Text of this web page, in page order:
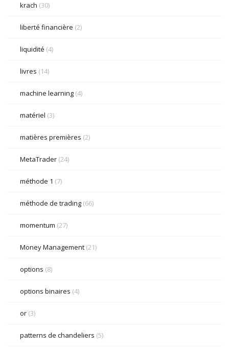
krach (30)
liberté financière (2)
liquidité (4)
livres (14)
machine learning (4)
matériel (3)
matières premières (2)
MetaTrader (24)
méthode 1 (7)
méthode de trading (66)
momentum (27)
Money Management (21)
options (8)
options binaires (4)
or (3)
patterns de chandeliers (5)